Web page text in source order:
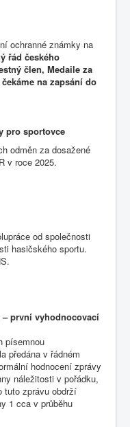
ochranné známky na
řád českého
člen, Medaile za
na zapsání do
pro sportovce
odměn za dosažené
v roce 2025.
od společnosti
hasičského sportu.
první vyhodnocovací
písemnou
předána v řádném
hodnocení zprávy
náležitosti v pořádku,
tuto zprávu obdrží
1 cca v průběhu